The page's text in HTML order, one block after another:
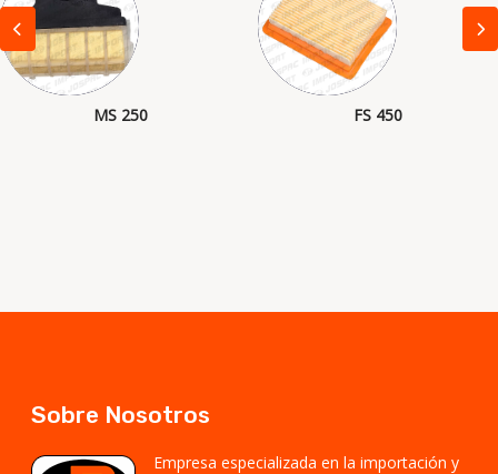
MS 250 FS 450
Sobre Nosotros
Empresa especializada en la importación y